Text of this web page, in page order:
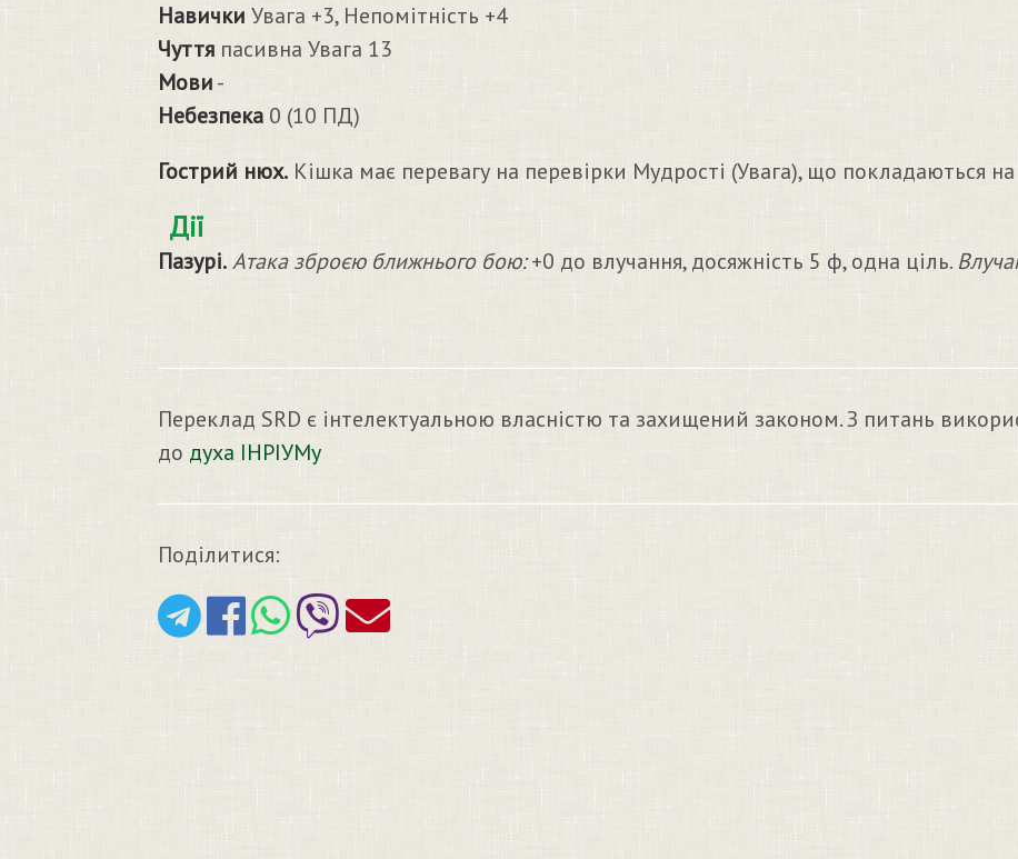
Навички Увага +3, Непомітність +4
Чуття пасивна Увага 13
Мови-
Небезпека 0 (10 ПД)
Гострий нюх. Кішка має перевагу на перевірки Мудрості (Увага), що покладаються
Дії
Пазурі.Атака зброєю ближнього бою:+0 до влучання, досяжність 5 ф, одна ціль.
Переклад SRD є інтелектуальною власністю та захищений законом. З питань
до духа ІНРІУМу
Поділитися: